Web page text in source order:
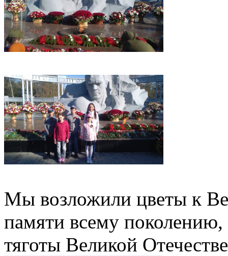
Мы возложили цветы к
памяти всему
тяготы Великой